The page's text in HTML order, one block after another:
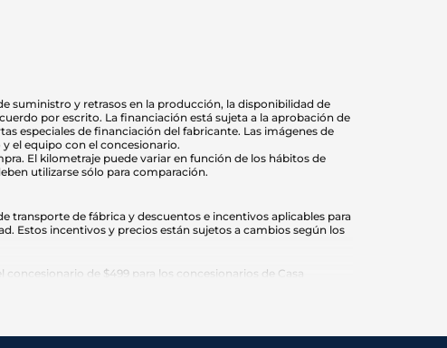
suministro y retrasos en la producción, la disponibilidad de
por escrito. La financiación está sujeta a la aprobación de
especiales de financiación del fabricante. Las imágenes de
el equipo con el concesionario.
El kilometraje puede variar en función de los hábitos de
utilizarse sólo para comparación.
transporte de fábrica y descuentos e incentivos aplicables para
Estos incentivos y precios están sujetos a cambios según los
de $499 para los concesionarios de Casa